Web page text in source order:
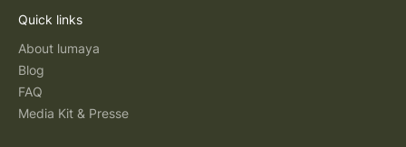
Quick links
About lumaya
Blog
FAQ
Media Kit & Presse